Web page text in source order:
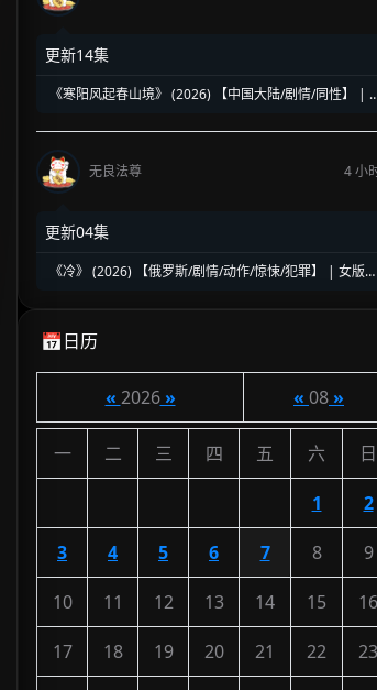
更新14集
《寒阳风起春山境》 (2026) 【中国大陆/剧情/同性】 |
赎剧
无良法尊
4 小
更新04集
《冷》 (2026) 【俄罗斯/剧情/动作/惊悚/犯罪】 | 女版
📅日历
« 2026» « 08»
一 二 三 四 五 六 日
1 2
3 4 5 6 7 8 9
10 11 12 13 14 15 16
17 18 19 20 21 22 23